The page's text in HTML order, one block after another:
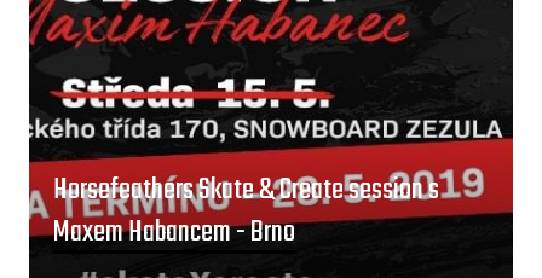
Horsefeathers Skate & Create session s
Maxem Habancem - Brno